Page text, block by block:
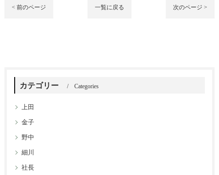
< 前のページ 一覧に戻る 次のページ >
カテゴリー Categories
上田
金子
野中
細川
社長